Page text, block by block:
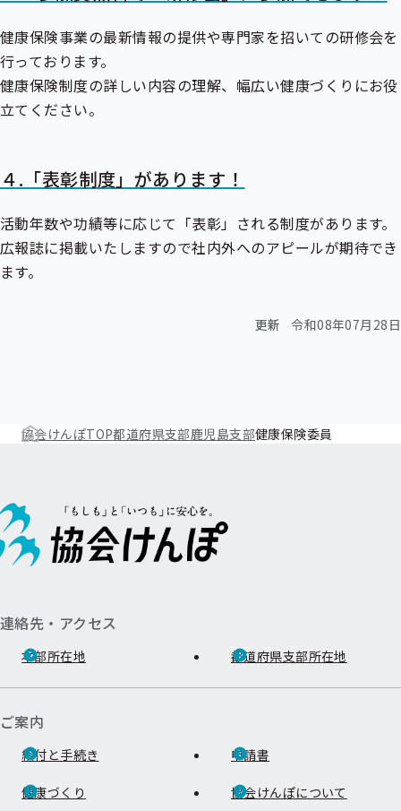
健康保険事業の最新情報の提供や専門家を招いての研修会を
行っております。
健康保険制度の詳しい内容の理解、幅広い健康づくりにお役
立てください。
４.「表彰制度」があります！
活動年数や功績等に応じて「表彰」される制度があります。
広報誌に掲載いたしますので社内外へのアピールが期待でき
ます。
更新 令和08年07月28日
協会けんぽTOP都道府県支部鹿児島支部健康保険委員
連絡先・アクセス
本部所在地 都道府県支部所在地
ご案内
給付と手続き 申請書
健康づくり 協会けんぽについて